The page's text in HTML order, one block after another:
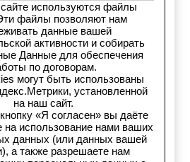
канал
на Drom.ru
в auto.ru
картах Яндекс
картах 2ГИС
используются файлы
файлы позволяют нам
данные вашей
активности и собирать
Данные для обеспечения
по договорам.
могут быть использованы
установленной
на наш сайт.
«Я согласен» вы даёте
на использование нами ваших
данных (или данных вашей
а также разрешаете нам